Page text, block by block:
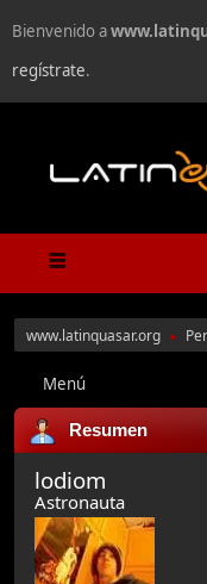
Bienvenido a
regístrate.
www.latinquasar.org ►
Menú
Resumen
lodiom
Astronauta